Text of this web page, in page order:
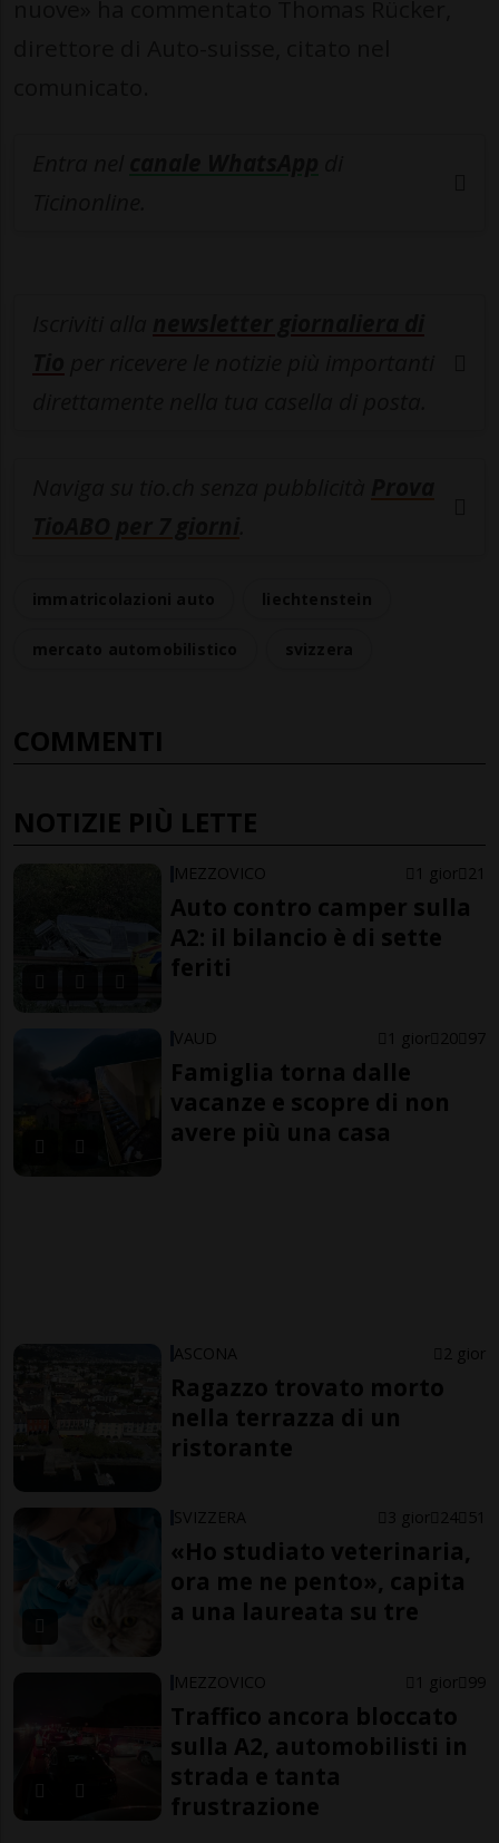
COMMENTI
NOTIZIE PIÙ LETTE
MEZZOVICO 1 gior 21
Auto contro camper sulla
A2: il bilancio è di sette
feriti
VAUD 1 gior 20 97
Famiglia torna dalle
vacanze e scopre di non
avere più una casa
ASCONA 2 gior
Ragazzo trovato morto
nella terrazza di un
ristorante
SVIZZERA 3 gior 24 51
«Ho studiato veterinaria,
ora me ne pento», capita
a una laureata su tre
MEZZOVICO 1 gior 99
Traffico ancora bloccato
sulla A2, automobilisti in
strada e tanta
frustrazione